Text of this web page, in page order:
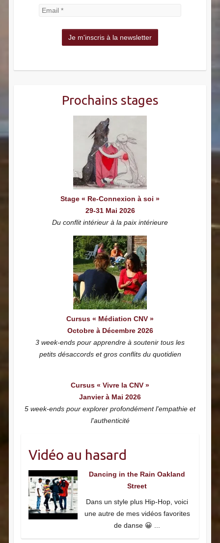
Prochains stages
Stage « Re-Connexion à soi »
29-31 Mai 2026
Du conflit intérieur à la paix intérieure
Cursus « Médiation CNV »
Octobre à Décembre 2026
3 week-ends pour apprendre à soutenir tous les
petits désaccords et gros conflits du quotidien
Cursus « Vivre la CNV »
Janvier à Mai 2026
5 week-ends pour explorer profondément l'empathie et
l'authenticité
Vidéo au hasard
Dancing in the Rain Oakland
Street
Dans un style plus Hip-Hop, voici
une autre de mes vidéos favorites
de danse 😀